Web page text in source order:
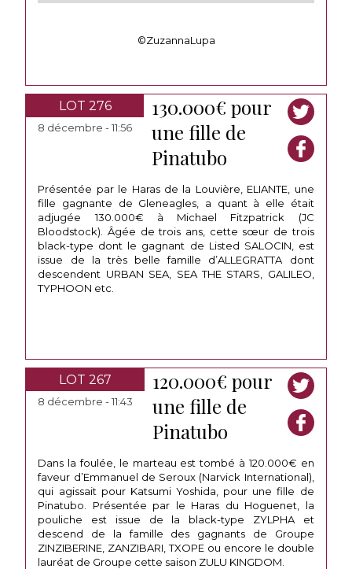
©ZuzannaLupa
LOT 276
8 décembre - 11:56
130.000€ pour
une fille de
Pinatubo
Présentée par le Haras de la Louvière, ELIANTE, une
fille gagnante de Gleneagles, a quant à elle était
adjugée 130.000€ à Michael Fitzpatrick (JC
Bloodstock). Âgée de trois ans, cette sœur de trois
black-type dont le gagnant de Listed SALOCIN, est
issue de la très belle famille d’ALLEGRATTA dont
descendent URBAN SEA, SEA THE STARS, GALILEO,
TYPHOON etc.
LOT 267
8 décembre - 11:43
120.000€ pour
une fille de
Pinatubo
Dans la foulée, le marteau est tombé à 120.000€ en
faveur d’Emmanuel de Seroux (Narvick International),
qui agissait pour Katsumi Yoshida, pour une fille de
Pinatubo. Présentée par le Haras du Hoguenet, la
pouliche est issue de la black-type ZYLPHA et
descend de la famille des gagnants de Groupe
ZINZIBERINE, ZANZIBARI, TXOPE ou encore le double
lauréat de Groupe cette saison ZULU KINGDOM.